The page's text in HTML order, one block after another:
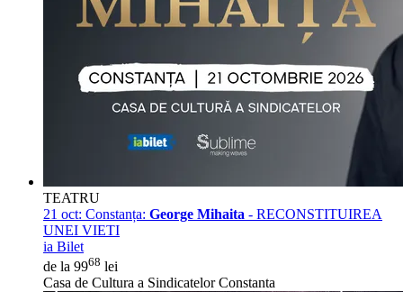
TEATRU
21 oct: Constanța: George Mihaita - RECONSTITUIREA
UNEI VIETI
ia Bilet
de la 9968 lei
Casa de Cultura a Sindicatelor Constanta